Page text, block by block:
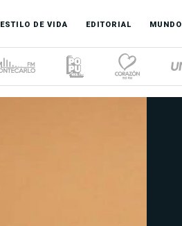
ESTILO DE VIDA EDITORIAL MUNDO